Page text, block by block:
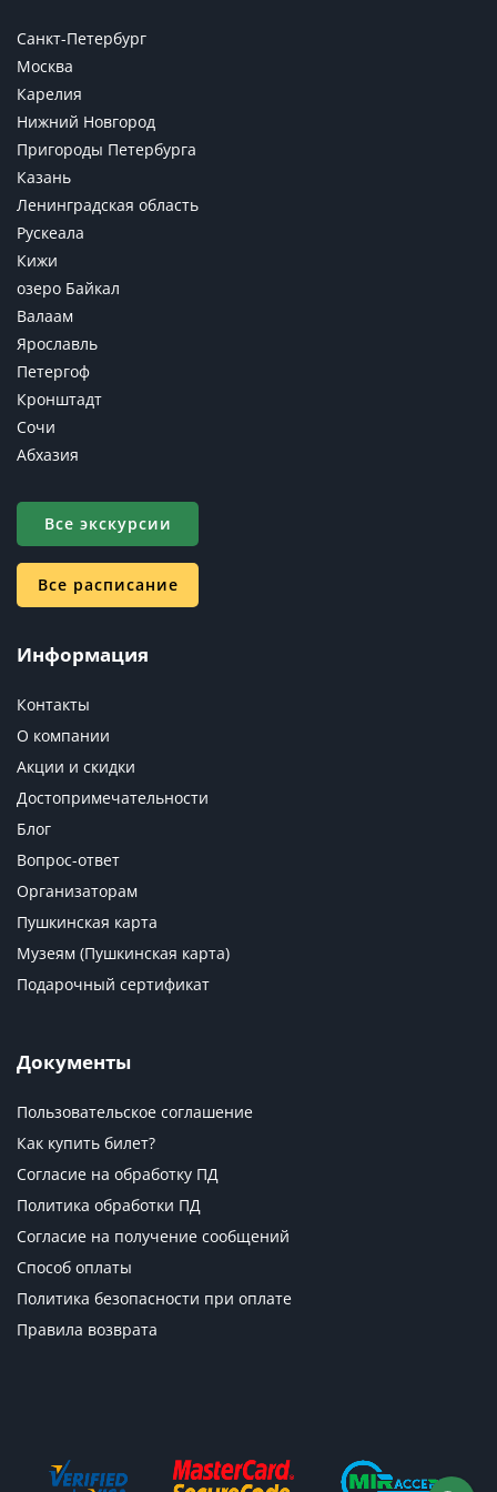
Санкт-Петербург
Москва
Карелия
Нижний Новгород
Пригороды Петербурга
Казань
Ленинградская область
Рускеала
Кижи
озеро Байкал
Валаам
Ярославль
Петергоф
Кронштадт
Сочи
Абхазия
Все экскурсии
Все расписание
Информация
Контакты
О компании
Акции и скидки
Достопримечательности
Блог
Вопрос-ответ
Организаторам
Пушкинская карта
Музеям (Пушкинская карта)
Подарочный сертификат
Документы
Пользовательское соглашение
Как купить билет?
Согласие на обработку ПД
Политика обработки ПД
Согласие на получение сообщений
Способ оплаты
Политика безопасности при оплате
Правила возврата